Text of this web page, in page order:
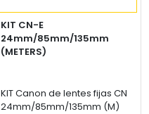
KIT CN-E
24mm/85mm/135mm
(METERS)
KIT Canon de lentes fijas CN
24mm/85mm/135mm (M)